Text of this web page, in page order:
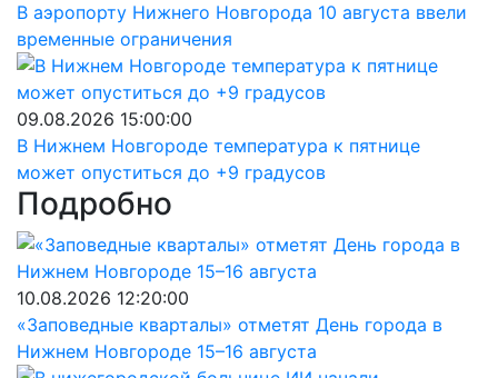
В аэропорту Нижнего Новгорода 10 августа ввели
временные ограничения
09.08.2026 15:00:00
В Нижнем Новгороде температура к пятнице
может опуститься до +9 градусов
Подробно
10.08.2026 12:20:00
«Заповедные кварталы» отметят День города в
Нижнем Новгороде 15–16 августа